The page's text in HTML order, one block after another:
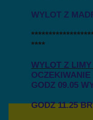
WYLOT Z
****
WYLOT Z
GODZ 09.05
GODZ 11.25